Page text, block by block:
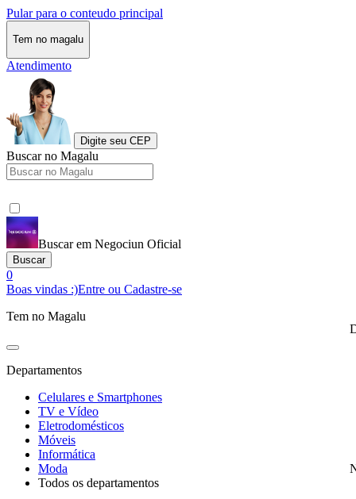
Pular para o conteudo principal
Tem no magalu
Atendimento
Digite seu CEP
Buscar no Magalu
Buscar em Negociun Oficial
Buscar
0
Boas vindas :)Entre ou Cadastre-se
Tem no Magalu
Departamentos
Celulares e Smartphones
TV e Vídeo
Eletrodomésticos
Móveis
Informática
Moda
Todos os departamentos